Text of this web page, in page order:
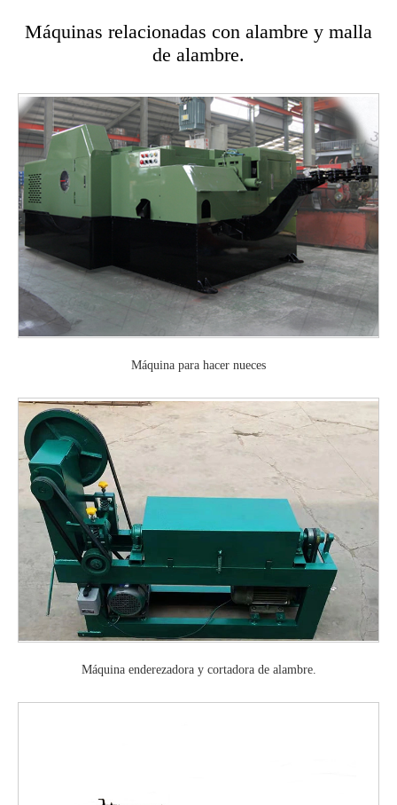
Máquinas relacionadas con alambre y malla
de alambre.
Máquina para hacer nueces
Máquina enderezadora y cortadora de alambre.